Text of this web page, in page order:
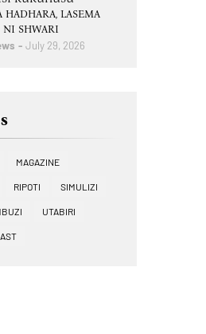
HADHARA, LASEMA
SHWARI
July 29, 2026
MAGAZINE
RIPOTI SIMULIZI
UTABIRI